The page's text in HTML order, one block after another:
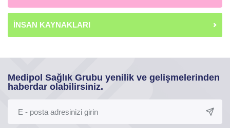
İNSAN KAYNAKLARI
Medipol Sağlık Grubu yenilik ve gelişmelerinden
haberdar olabilirsiniz.